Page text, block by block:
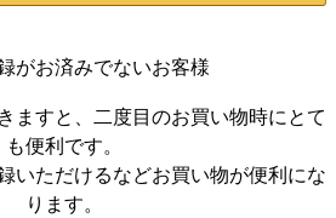
がお済みでないお客様
ますと、二度目のお買い物時にとて
も便利です。
いただけるなどお買い物が便利にな
ります。